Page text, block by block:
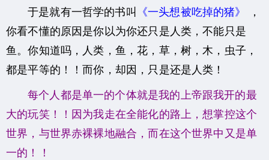
于是就有一哲学的书叫 《一头想被吃掉的猪》
，
你看不懂的原因是你以为你还只是人类，不能只是
鱼。你知道吗，人类，鱼，花，草，树，木，虫子，
都是平等的！！而你，却因，只是还是人类！
每个人都是单一的个体就是我的上帝跟我开的最
大的玩笑！！因为我走在全能化的路上，想掌控这个
世界，与世界赤裸裸地融合，而在这个世界中又是单
一的！！